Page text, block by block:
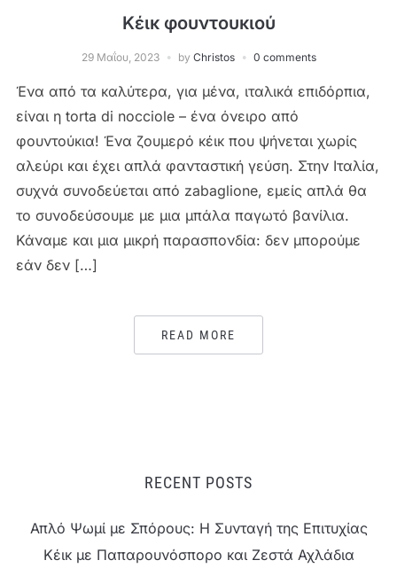
Κέικ φουντουκιού
29 Μαΐου, 2023 by Christos 0 comments
Ένα από τα καλύτερα, για μένα, ιταλικά επιδόρπια,
είναι η torta di nocciole – ένα όνειρο από
φουντούκια! Ένα ζουμερό κέικ που ψήνεται χωρίς
αλεύρι και έχει απλά φανταστική γεύση. Στην Ιταλία,
συχνά συνοδεύεται από zabaglione, εμείς απλά θα
το συνοδεύσουμε με μια μπάλα παγωτό βανίλια.
Κάναμε και μια μικρή παρασπονδία: δεν μπορούμε
εάν δεν […]
READ MORE
RECENT POSTS
Απλό Ψωμί με Σπόρους: Η Συνταγή της Επιτυχίας
Κέικ με Παπαρουνόσπορο και Ζεστά Αχλάδια